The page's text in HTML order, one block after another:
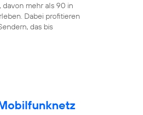
mehr als 90 in
Dabei profitieren
das bis